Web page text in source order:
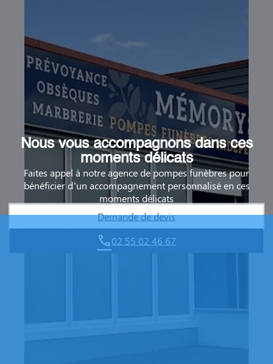
Nous vous accompagnons dans ces
moments délicats
Faites appel à notre agence de pompes funèbres pour
bénéficier d’un accompagnement personnalisé en ces
moments délicats
Demande de devis
02 55 02 46 67